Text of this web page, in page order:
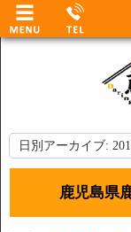
日別アーカイブ:
鹿児島県